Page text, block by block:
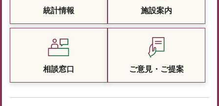
統計情報 施設案内
相談窓口 ご意見・ご提案